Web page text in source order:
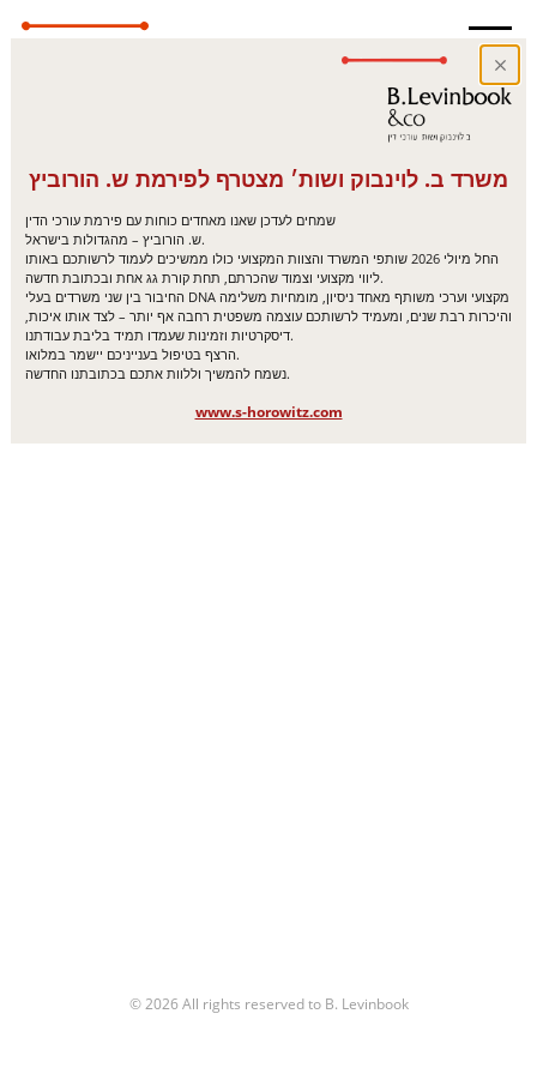
© 2026 All rights reserved to B. Levinbook
משרד ב. לוינבוק ושות׳ מצטרף לפירמת ש. הורוביץ
שמחים לעדכן שאנו מאחדים כוחות עם פירמת עורכי הדין
ש. הורוביץ – מהגדולות בישראל.
החל מיולי 2026 שותפי המשרד והצוות המקצועי כולו ממשיכים לעמוד לרשותכם באותו
ליווי מקצועי וצמוד שהכרתם, תחת קורת גג אחת ובכתובת חדשה.
החיבור בין שני משרדים בעלי DNA מקצועי וערכי משותף מאחד ניסיון, מומחיות משלימה
והיכרות רבת שנים, ומעמיד לרשותכם עוצמה משפטית רחבה אף יותר – לצד אותו איכות,
דיסקרטיות וזמינות שעמדו תמיד בליבת עבודתנו.
הרצף בטיפול בענייניכם יישמר במלואו.
נשמח להמשיך וללוות אתכם בכתובתנו החדשה.
www.s-horowitz.com